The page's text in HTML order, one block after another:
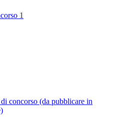
1
concorso (da pubblicare in